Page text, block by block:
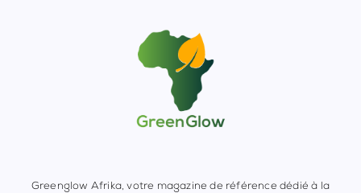
Greenglow Afrika, votre magazine de référence dédié à la